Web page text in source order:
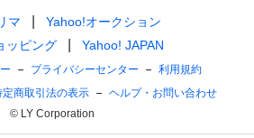
マ
Yahoo!オークション
ッピング
Yahoo! JAPAN
プライバシーセンター
利用規約
定商取引法の表示
ヘルプ・お問い合わせ
© LY Corporation